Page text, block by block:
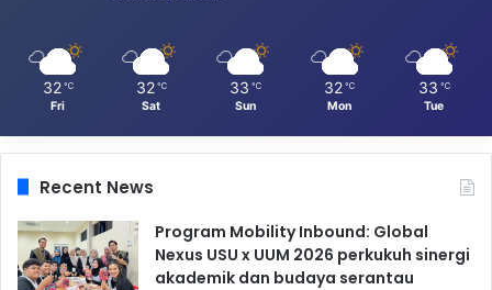
32 ℃
Fri
32 ℃
Sat
33 ℃
Sun
32 ℃
Mon
33 ℃
Tue
Recent News
Program Mobility Inbound: Global
Nexus USU x UUM 2026 perkukuh sinergi
akademik dan budaya serantau